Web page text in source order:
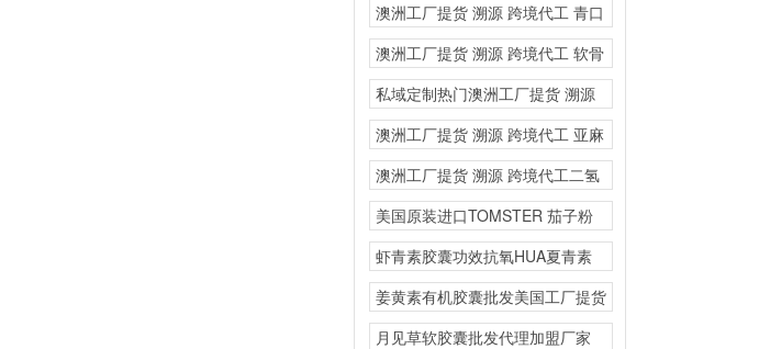
澳洲工厂提货 溯源 跨境代工 青口
素透骨草
澳洲工厂提货 溯源 跨境代工 软骨
粉氨基葡
私域定制热门澳洲工厂提货 溯源
跨境代工
澳洲工厂提货 溯源 跨境代工 亚麻
籽油纳
澳洲工厂提货 溯源 跨境代工二氢
槲皮素复合固体饮料
美国原装进口TOMSTER 茄子粉
胶原蛋白多肽复合
虾青素胶囊功效抗氧HUA夏青素
保健品厂家批发代理加
姜黄素有机胶囊批发美国工厂提货
溯源 跨境代工
月见草软胶囊批发代理加盟厂家